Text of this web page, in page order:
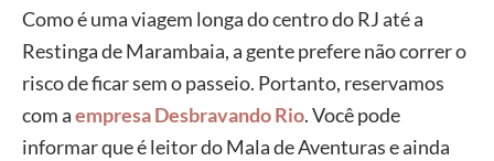
Como é uma viagem longa do centro do RJ até a
Restinga de Marambaia, a gente prefere não correr o
risco de ficar sem o passeio. Portanto, reservamos
com aempresa Desbravando Rio. Você pode
informar que é leitor do Mala de Aventuras e ainda